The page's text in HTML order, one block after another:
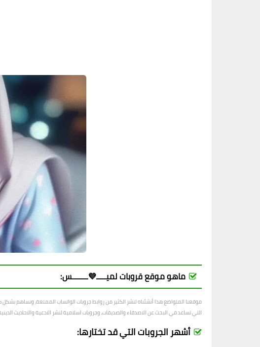
ماهو موقع قروبات لميـــــ💜ــــــــس:
موقعنا المتواضع هذا أنشئناه لنشر الكثير من روابط جروبات الواتساب الممتعة، ونساهم بشكل
التي تساعد في البحث عن الاصدقاء والصديقات، وجروبات اسلامية لنشر الادعية والاحاديث
أشهر الجروبات التي قد تختارها: